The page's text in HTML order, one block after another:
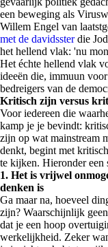
een beweging als
Willem Engel van
met de davidssterdie
het hellend vlak: 'nu
Het échte hellend vlak
ideeën die, immuun
bedreigers van de
Kritisch zijn versus
Voor iedereen die
kamp je je bevindt:
zijn op wat mainstream
denkt, begint met
te kijken. Hieronder een
1. Het is vrijwel
denken is
Ga maar na, hoeveel
zijn? Waarschijnlijk
dat je een hoop
werkelijkheid. Zeker